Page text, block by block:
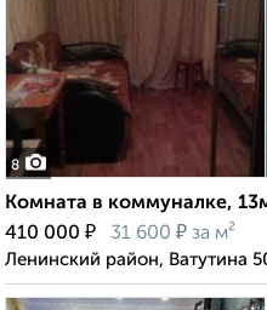
8
Комната в коммуналке,
410 000 ₽ 31 600 ₽ за м²
Ленинский район, Ватутина